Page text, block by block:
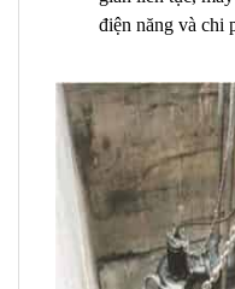
điện năng và chi